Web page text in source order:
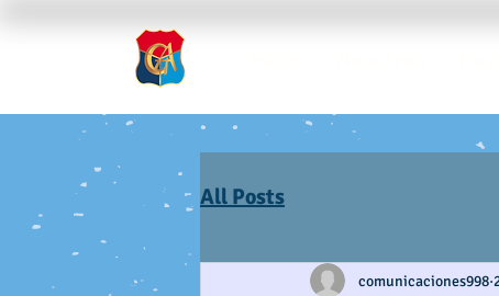
All Posts
comunicaciones998